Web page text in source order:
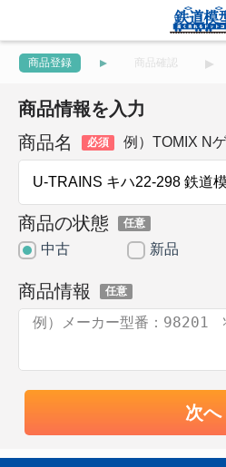
商品登録 商品確認
商品情報を入力
商品名
必須 例）TOMIX N
商品の状態 任意
中古 新品
商品情報 任意
次へ